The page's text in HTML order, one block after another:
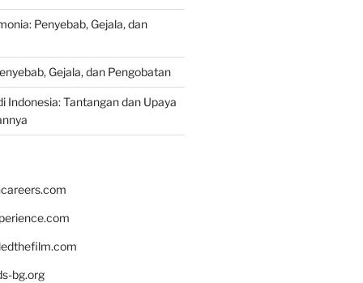
Penyebab, Gejala, dan
Gejala, dan Pengobatan
Indonesia: Tantangan dan Upaya
bg.org